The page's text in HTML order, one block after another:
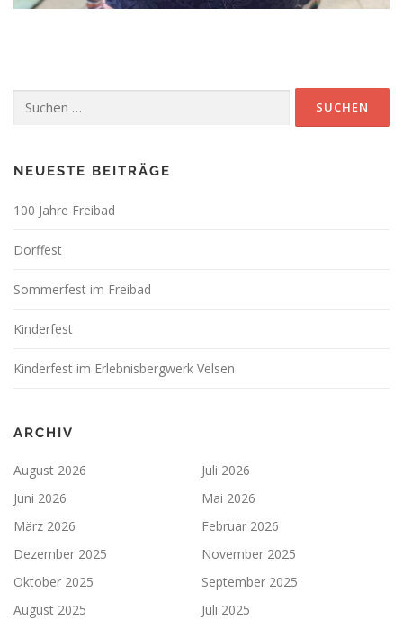
nach:
NEUESTE BEITRÄGE
100 Jahre Freibad
Dorffest
Sommerfest im Freibad
Kinderfest
Kinderfest im Erlebnisbergwerk Velsen
ARCHIV
August 2026
Juli 2026
Juni 2026
Mai 2026
März 2026
Februar 2026
Dezember 2025
November 2025
Oktober 2025
September 2025
August 2025
Juli 2025